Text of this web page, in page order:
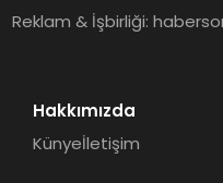
Reklam & İşbirliği:
Hakkımızda
Künyeİletişim